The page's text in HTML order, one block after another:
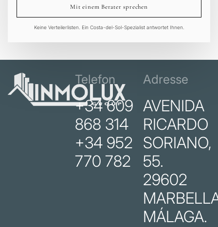
Mit einem Berater sprechen
Keine Verteilerlisten. Ein Costa-del-Sol-Spezialist antwortet Ihnen.
Telefon
+34 609
868 314
+34 952
770 782
Adresse
AVENIDA
RICARDO
SORIANO,
55.
29602
MÁLAGA.